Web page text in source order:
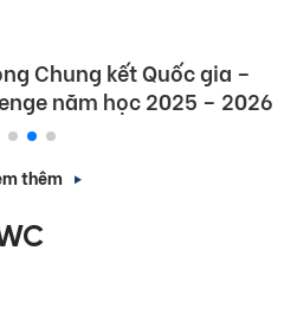
Chung kết Quốc gia –
năm học 2025 – 2026
thêm